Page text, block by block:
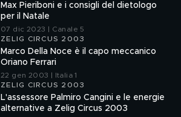
Max Pieriboni e i consigli del dietologo
per il Natale
07 dic 2023 | Canale 5
ZELIG CIRCUS 2003
Marco Della Noce è il capo meccanico
Oriano Ferrari
22 gen 2003 | Italia 1
ZELIG CIRCUS 2003
L'assessore Palmiro Cangini e le energie
alternative a Zelig Circus 2003